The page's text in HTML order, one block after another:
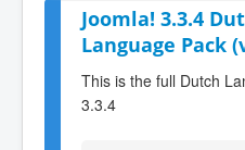
Joomla! 3.3.4
Language Pack
This is the full Dutch
3.3.4